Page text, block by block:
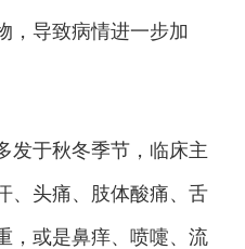
，导致病情进一步加
发于秋冬季节，临床主
、头痛、肢体酸痛、舌
，或是鼻痒、喷嚏、流